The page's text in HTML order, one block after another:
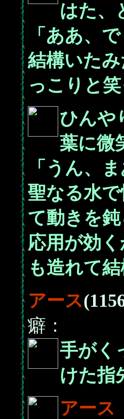
はた、
「ああ、
結構いた
っこりと笑
ひんや
葉に微
「うん、
聖なる水
て動きを
応用が効
も造れて
アース
癖：
手がく
けた指
アース